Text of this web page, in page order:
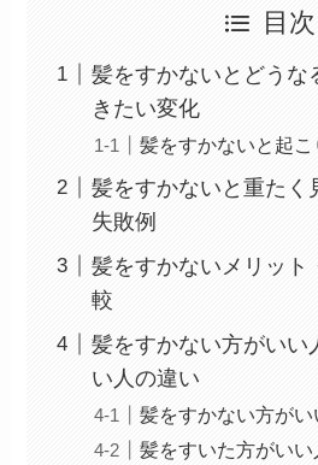
目次
髪をすかないとどうな
きたい変化
髪をすかないと起
髪をすかないと重たく
失敗例
髪をすかないメリット
較
髪をすかない方がいい
い人の違い
髪をすかない方がい
髪をすいた方がいい